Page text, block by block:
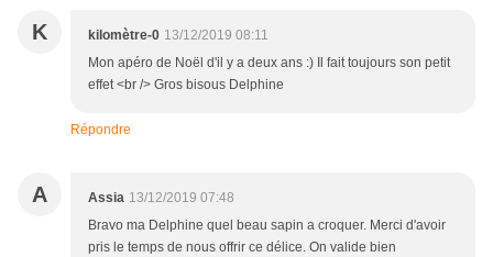
K kilomètre-0 13/12/2019 08:11
Mon apéro de Noël d'il y a deux ans :) Il fait toujours son petit
effet <br /> Gros bisous Delphine
Répondre
A Assia 13/12/2019 07:48
Bravo ma Delphine quel beau sapin a croquer. Merci d'avoir
pris le temps de nous offrir ce délice. On valide bien